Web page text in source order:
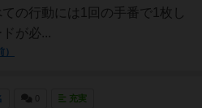
の行動には1回の手番で1枚し
が必...
充実